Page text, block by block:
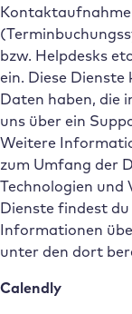
bzw. Helpdesks
ein. Diese
Daten haben, die
uns über ein
Weitere
zum Umfang der
Technologien und
Dienste findest
Informationen
unter den dort
Calendly